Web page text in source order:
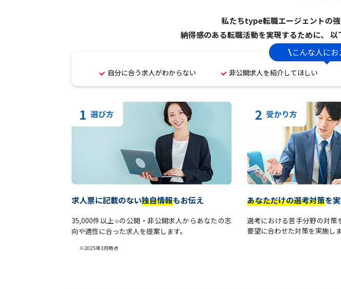
私たちtype転職エージェントの強
納得感のある転職活動を実現するために、 以
こんな人にお
自分に合う求人がわからない 非公開求人を紹介してほしい
1 選び方
求人票に記載のない独自情報もお伝え
35,000件以上 ※の公開・非公開求人からあなたの志
向や適性に合った求人を提案します。
※2025年3月時点
2 受かり方
あなただけの選考対策を
選考における苦手分野の対策
要望に合わせた対策を実施しま